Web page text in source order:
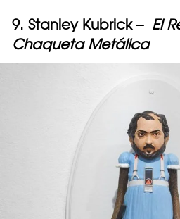
9. Stanley Kubrick – El
Chaqueta Metálica